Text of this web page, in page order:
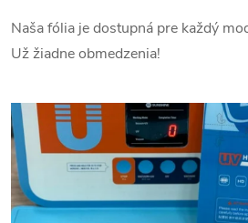
Naša fólia je dostupná pre každý
Už žiadne obmedzenia!